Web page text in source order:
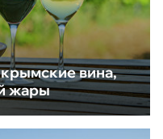
крымские вина,
жары